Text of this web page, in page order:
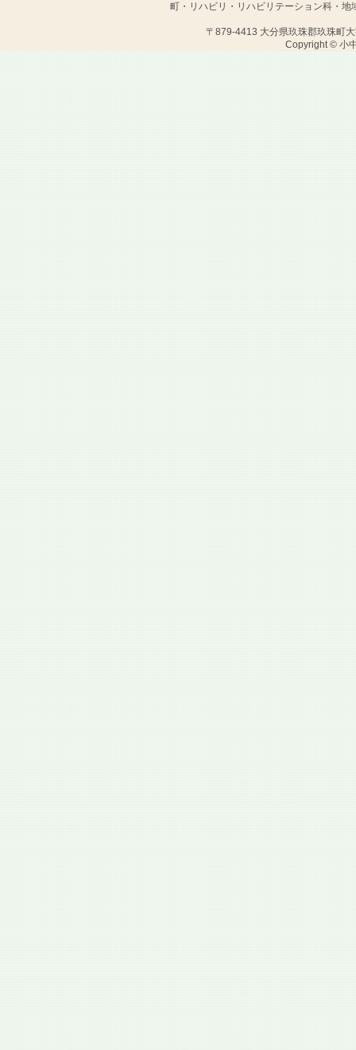
町・リハビリ・リハビリテーション科・
〒879-4413 大分県玖珠郡玖珠町
Copyright © 小